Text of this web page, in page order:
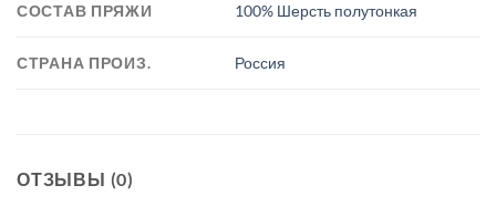
СОСТАВ ПРЯЖИ 100% Шерсть полутонкая
СТРАНА ПРОИЗ. Россия
ОТЗЫВЫ (0)